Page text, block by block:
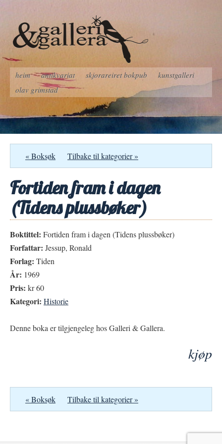
heim antikvariat skjorareiret bokpub
kunstgalleri
olav grimstad
« Boksøk Tilbake til kategorier »
Fortiden fram i dagen
(Tidens plussbøker)
Boktittel: Fortiden fram i dagen (Tidens plussbøker)
Forfattar: Jessup, Ronald
Forlag: Tiden
År: 1969
Pris: kr 60
Kategori: Historie
Denne boka er tilgjengeleg hos Galleri & Gallera.
kjøp
« Boksøk Tilbake til kategorier »